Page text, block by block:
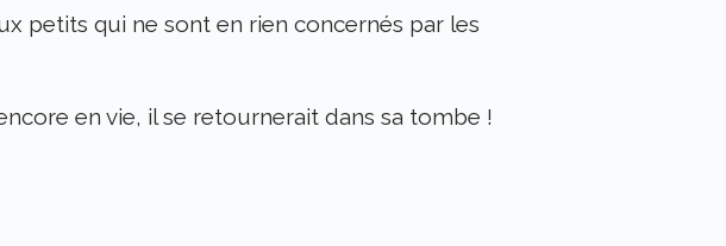
petits qui ne sont en rien concernés par les
en vie, il se retournerait dans sa tombe !